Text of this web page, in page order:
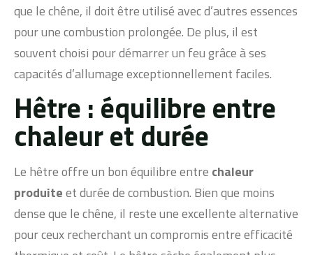
que le chêne, il doit être utilisé avec d’autres essences
pour une combustion prolongée. De plus, il est
souvent choisi pour démarrer un feu grâce à ses
capacités d’allumage exceptionnellement faciles.
Hêtre : équilibre entre
chaleur et durée
Le hêtre offre un bon équilibre entre chaleur
produiteet durée de combustion. Bien que moins
dense que le chêne, il reste une excellente alternative
pour ceux recherchant un compromis entre efficacité